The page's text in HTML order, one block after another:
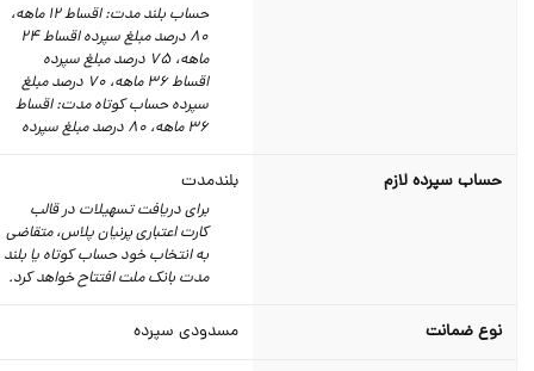
حساب بلند مدت: اقساط 12 ماهه،
80 درصد مبلغ سپرده اقساط 24
ماهه، 75 درصد مبلغ سپرده
اقساط 36 ماهه، 70 درصد مبلغ
سپرده حساب کوتاه مدت: اقساط
حساب سپرده لازم بلندمدت
برای دریافت تسهیلات در قالب
کارت اعتباری پرنیان پلاس، متقاضی
به انتخاب خود حساب کوتاه یا بلند
مدت بانک ملت افتتاح خواهد کرد.
نوع ضمانت مسدودی سپرده